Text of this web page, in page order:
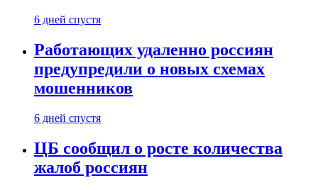
6 дней спустя
Работающих удаленно россиян
предупредили о новых схемах
мошенников
6 дней спустя
ЦБ сообщил о росте количества
жалоб россиян